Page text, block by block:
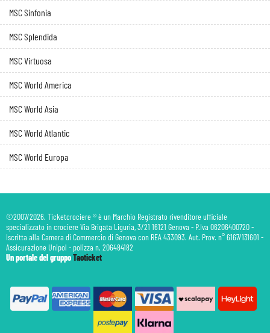
MSC Sinfonia
MSC Splendida
MSC Virtuosa
MSC World America
MSC World Asia
MSC World Atlantic
MSC World Europa
©2007/2026. Ticketcrociere ® è un Marchio Registrato rivenditore ufficiale
specializzato in crociere Via Brigata Liguria, 3/21 16121 Genova - P.Iva 06206400720 -
Iscritta alla Camera di Commercio di Genova con REA 433093. Aut. Prov. n° 6167/131601 -
Assicurazione Unipol - polizza n. 206484182
Un portale del gruppoTaoticket